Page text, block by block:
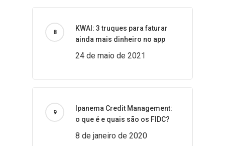
KWAI: 3 truques para faturar
ainda mais dinheiro no app
24 de maio de 2021
Ipanema Credit Management:
o que é e quais são os FIDC?
8 de janeiro de 2020